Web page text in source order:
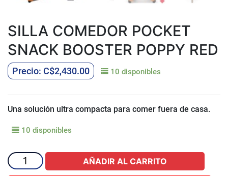
SILLA COMEDOR POCKET
SNACK BOOSTER POPPY RED
C$2,430.00 10 disponibles
Una solución ultra compacta para comer fuera de casa.
10 disponibles
SILLA
COMEDOR
AÑADIR AL CARRITO